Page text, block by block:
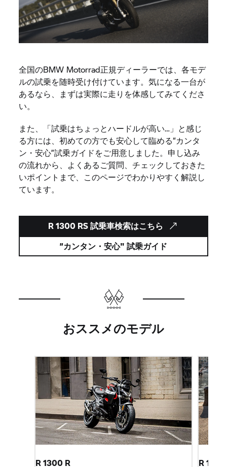
全国のBMW Motorrad正規ディーラーでは、各モデ
ルの試乗を随時受け付けています。気になる一台が
あるなら、まずは実際に走りを体感してみてくださ
い。
また、「試乗はちょっとハードルが高い…」と感じ
る方には、初めての方でも安心して臨める“カンタ
ン・安心”試乗ガイドをご用意しました。申し込み
の流れから、よくあるご質問、チェックしておきた
いポイントまで、このページでわかりやすく解説し
ています。
R 1300 RS 試乗車検索はこちら
”カンタン・安心" 試乗ガイド
おススメのモデル
R 1300 R
R